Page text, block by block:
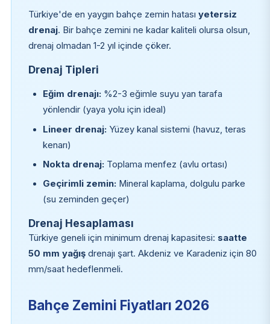
Türkiye'de en yaygın bahçe zemin hatası yetersiz
drenaj. Bir bahçe zemini ne kadar kaliteli olursa olsun,
drenaj olmadan 1-2 yıl içinde çöker.
Drenaj Tipleri
Eğim drenajı: %2-3 eğimle suyu yan tarafa
yönlendir (yaya yolu için ideal)
Lineer drenaj: Yüzey kanal sistemi (havuz, teras
kenarı)
Nokta drenaj: Toplama menfez (avlu ortası)
Geçirimli zemin: Mineral kaplama, dolgulu parke
(su zeminden geçer)
Drenaj Hesaplaması
Türkiye geneli için minimum drenaj kapasitesi: saatte
50 mm yağışdrenajı şart. Akdeniz ve Karadeniz için 80
mm/saat hedeflenmeli.
Bahçe Zemini Fiyatları 2026